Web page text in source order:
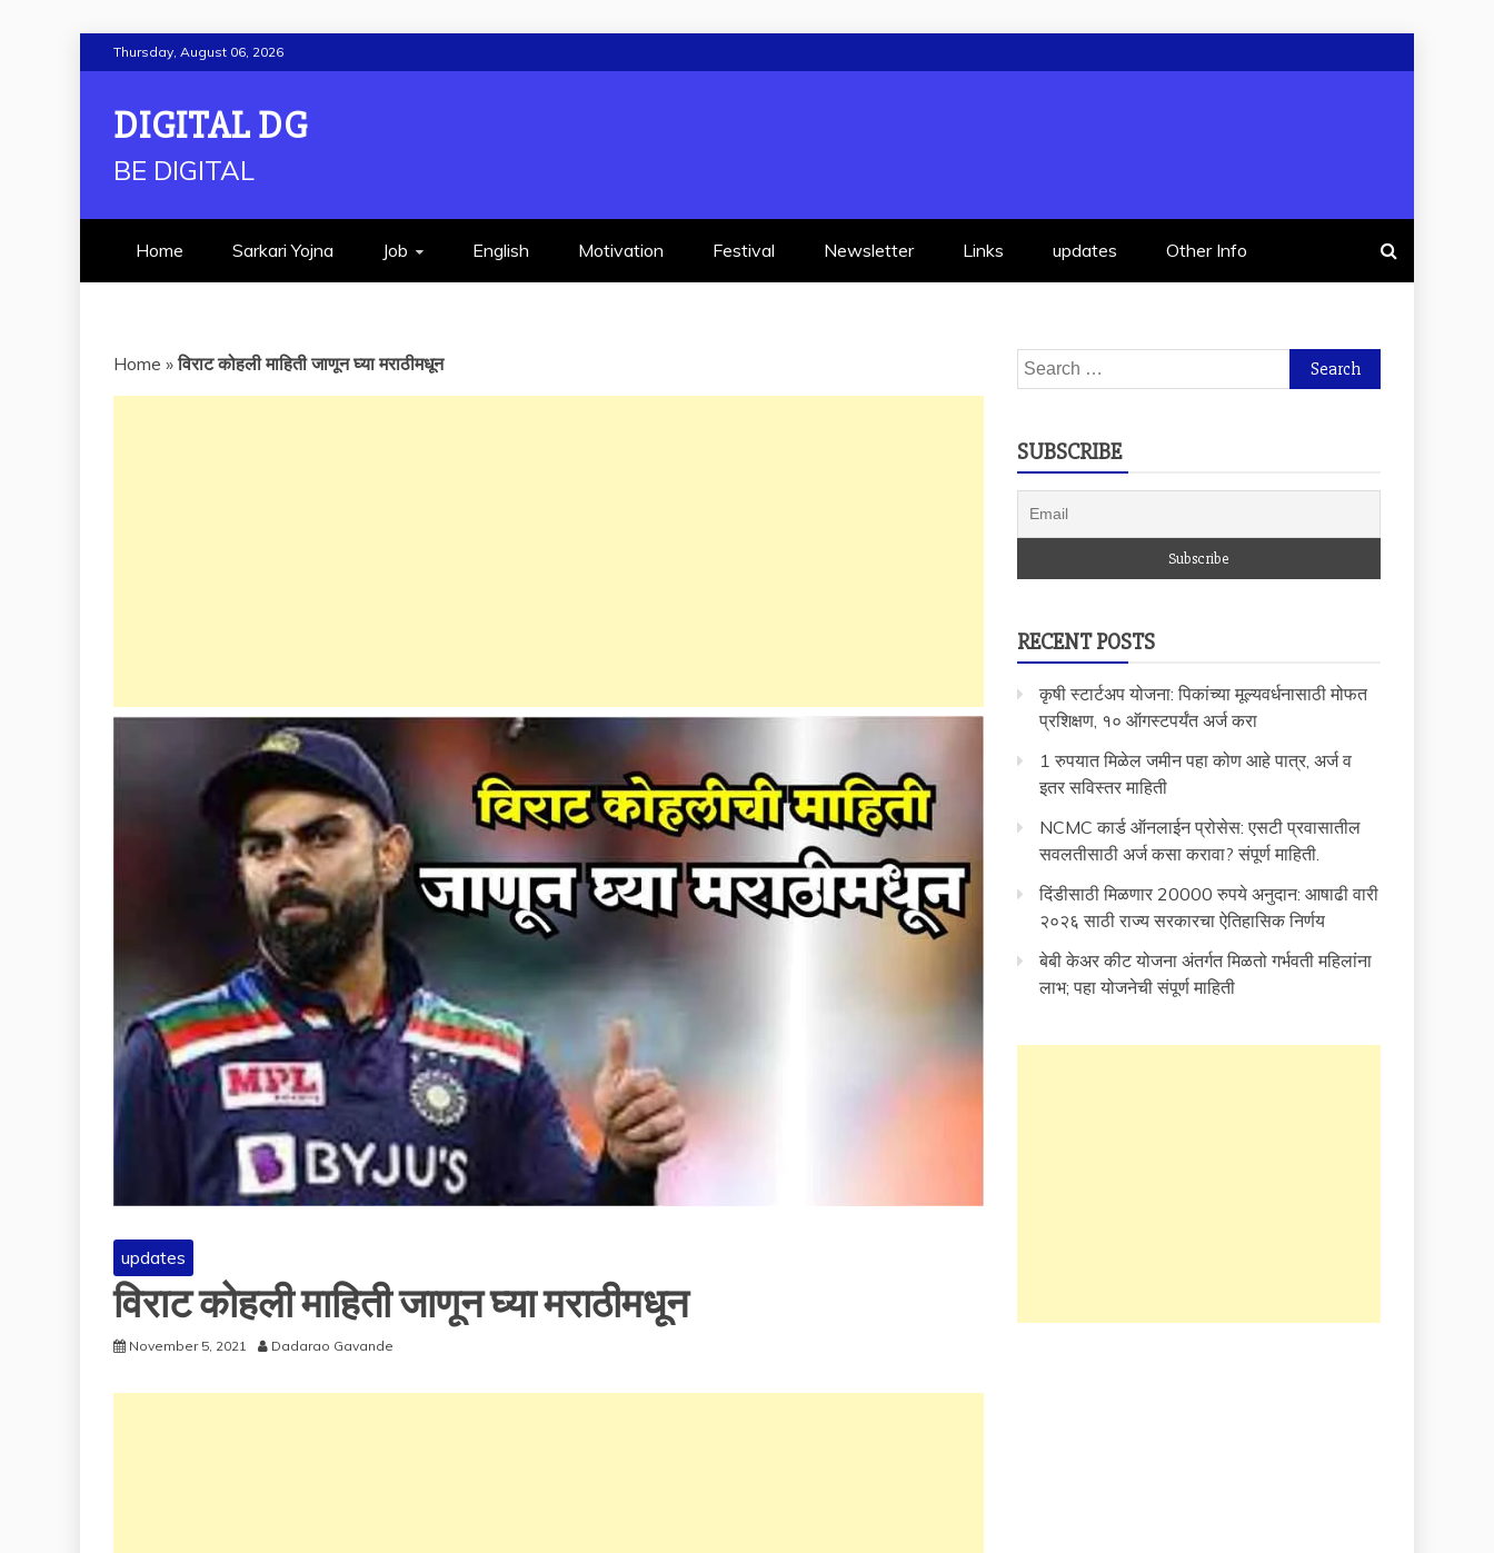
to
content
Thursday, August 06, 2026
DIGITAL DG
BE DIGITAL
Home Sarkari Yojna Job English Motivation Festival Newsletter Links updates Other Info
Home »विराट कोहली माहिती जाणून घ्या मराठीमधून
updates
विराट कोहली माहिती जाणून घ्या मराठीमधून
November 5, 2021 Dadarao Gavande
Search
for:
SUBSCRIBE
RECENT POSTS
कृषी स्टार्टअप योजना: पिकांच्या मूल्यवर्धनासाठी मोफत
प्रशिक्षण, १० ऑगस्टपर्यंत अर्ज करा
1 रुपयात मिळेल जमीन पहा कोण आहे पात्र, अर्ज व
इतर सविस्तर माहिती
NCMC कार्ड ऑनलाईन प्रोसेस: एसटी प्रवासातील
सवलतीसाठी अर्ज कसा करावा? संपूर्ण माहिती.
दिंडीसाठी मिळणार 20000 रुपये अनुदान: आषाढी वारी
२०२६ साठी राज्य सरकारचा ऐतिहासिक निर्णय
बेबी केअर कीट योजना अंतर्गत मिळतो गर्भवती महिलांना
लाभ; पहा योजनेची संपूर्ण माहिती